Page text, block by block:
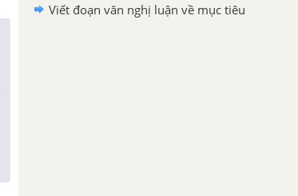
Viết đoạn văn nghị luận về mục tiêu